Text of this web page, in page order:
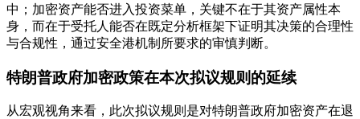
中；加密资产能否进入投资菜单，关键不在于其资产属性本
身，而在于受托人能否在既定分析框架下证明其决策的合理性
与合规性，通过安全港机制所要求的审慎判断。
特朗普政府加密政策在本次拟议规则的延续
从宏观视角来看，此次拟议规则是对特朗普政府加密资产在退